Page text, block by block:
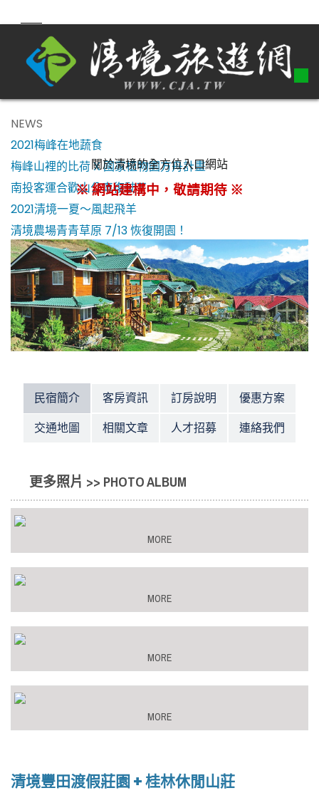
NEWS
2021梅峰在地蔬食
梅峰山裡的比荷 X 國家植物園方舟計畫
南投客運合歡山公車復駛了！
2021清境一夏～風起飛羊
清境農場青青草原 7/13 恢復開園！
關於清境的全方位入口網站
※ 網站建構中，敬請期待 ※
民宿簡介 客房資訊 訂房說明
優惠方案
交通地圖
相關文章 人才招募 連絡我們
更多照片 >> PHOTO ALBUM
MORE
MORE
MORE
MORE
清境豐田渡假莊園 + 桂林休閒山莊